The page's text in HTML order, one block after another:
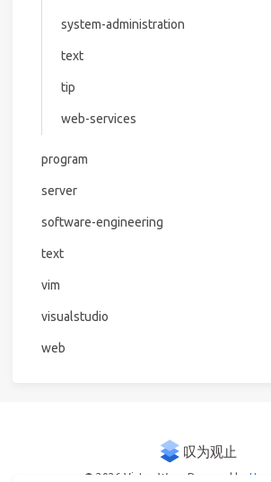
system-administration
text
tip
web-services
program
server
software-engineering
text
vim
visualstudio
web
© 2026 Victor Woo Powered by Hexo